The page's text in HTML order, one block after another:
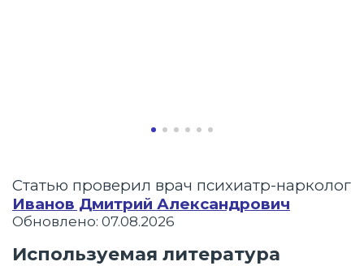
Статью проверил врач психиатр-нарколог
Иванов Дмитрий Александрович
Обновлено: 07.08.2026
Используемая литература